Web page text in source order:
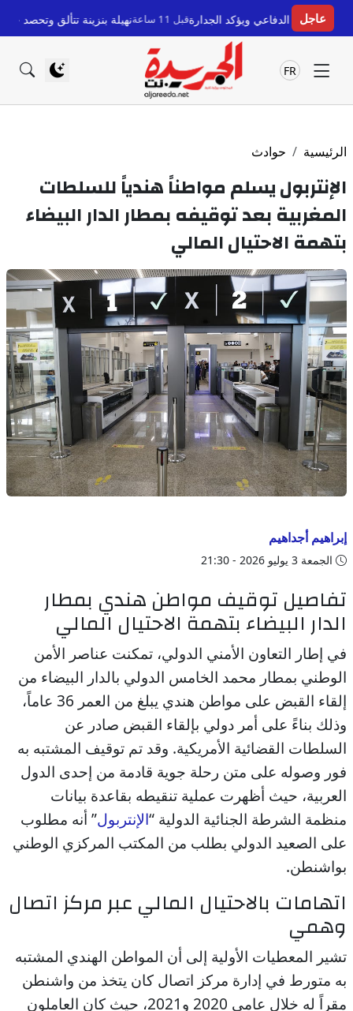
عاجل
ويؤكد الجدارةقبل 11 ساعة نهيلة بنزينة تتألق وتحصد جائزة أفضل لاعبة
FR
الرئيسية حوادث
الإنتربول يسلم مواطناً هندياً للسلطات
المغربية بعد توقيفه بمطار الدار البيضاء
بتهمة الاحتيال المالي
إبراهيم أجداهيم
الجمعة 3 يوليو 2026 - 21:30
تفاصيل توقيف مواطن هندي بمطار
الدار البيضاء بتهمة الاحتيال المالي
في إطار التعاون الأمني الدولي، تمكنت عناصر الأمن
الوطني بمطار محمد الخامس الدولي بالدار البيضاء من
إلقاء القبض على مواطن هندي يبلغ من العمر 36 عاماً،
وذلك بناءً على أمر دولي بإلقاء القبض صادر عن
السلطات القضائية الأمريكية. وقد تم توقيف المشتبه به
فور وصوله على متن رحلة جوية قادمة من إحدى الدول
العربية، حيث أظهرت عملية تنقيطه بقاعدة بيانات
منظمة الشرطة الجنائية الدولية “الإنتربول” أنه مطلوب
على الصعيد الدولي بطلب من المكتب المركزي الوطني
بواشنطن.
اتهامات بالاحتيال المالي عبر مركز اتصال
وهمي
تشير المعطيات الأولية إلى أن المواطن الهندي المشتبه
به متورط في إدارة مركز اتصال كان يتخذ من واشنطن
مقراً له خلال عامي 2020 و2021، حيث كان العاملون